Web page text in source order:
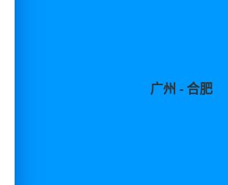
广州 - 合肥